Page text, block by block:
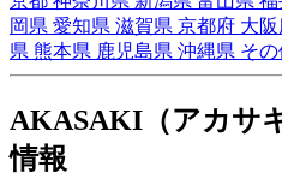
岡県 愛知県 滋賀県 京都府 大
県 熊本県 鹿児島県 沖縄県 そ
AKASAKI（アカサ
情報